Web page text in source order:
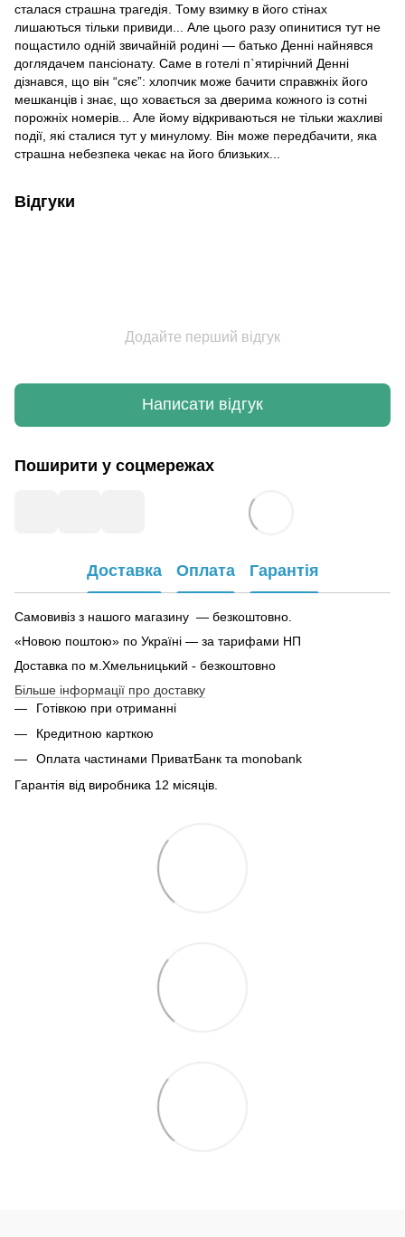
сталася страшна трагедія. Тому взимку в його стінах
лишаються тільки привиди... Але цього разу опинитися тут не
пощастило одній звичайній родині — батько Денні найнявся
доглядачем пансіонату. Саме в готелі п`ятирічний Денні
дізнався, що він “сяє”: хлопчик може бачити справжніх його
мешканців і знає, що ховається за дверима кожного із сотні
порожніх номерів... Але йому відкриваються не тільки жахливі
події, які сталися тут у минулому. Він може передбачити, яка
страшна небезпека чекає на його близьких...
Відгуки
Додайте перший відгук
Написати відгук
Поширити у соцмережах
Доставка Оплата Гарантія
Самовивіз з нашого магазину — безкоштовно.
«Новою поштою» по Україні — за тарифами НП
Доставка по м.Хмельницький - безкоштовно
Більше інформації про доставку
Готівкою при отриманні
Кредитною карткою
Оплата частинами ПриватБанк та monobank
Гарантія від виробника 12 місяців.